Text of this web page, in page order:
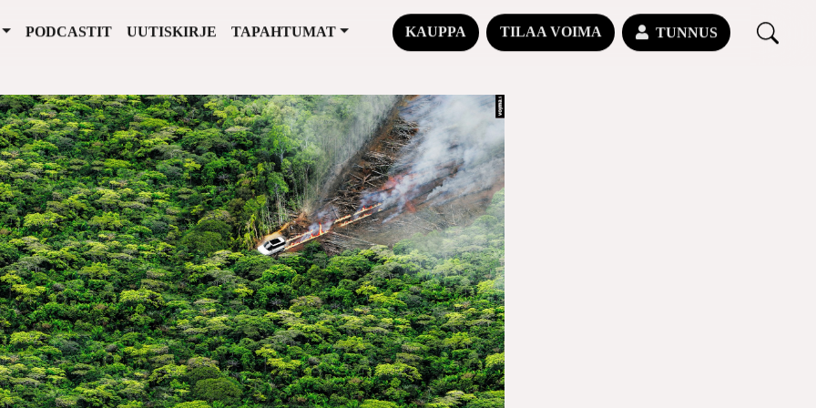
PODCASTIT UUTISKIRJE TAPAHTUMAT KAUPPA TILAA VOIMA TUNNUS